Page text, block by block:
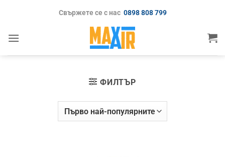
Свържете се с нас 0898 808 799
ФИЛТЪР